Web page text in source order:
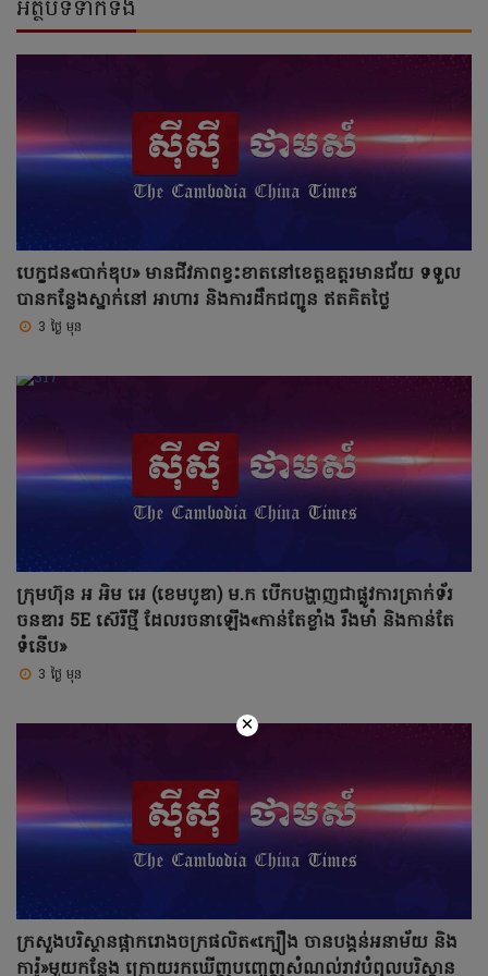
អត្ថបទទាក់ទង
បេក្ខជន«បាក់ឌុប» មានជីវភាពខ្វះខាតនៅខេត្តឧត្តរមានជ័យ ទទួល
បានកន្លែងស្នាក់នៅ អាហារ និងការដឹកជញ្ជូន ឥតគិតថ្លៃ
3 ថ្ងៃ មុន
ក្រុមហ៊ុន អ អិម អេ (ខេមបូឌា) ម.ក បើកបង្ហាញជាផ្លូវការត្រាក់ទ័រ
ចនឌារ 5E ស៊េរីថ្មី ដែលរចនាឡើង«កាន់តែខ្លាំង រឹងមាំ និងកាន់តែ
ទំនើប»
3 ថ្ងៃ មុន
ក្រសួងបរិស្ថានផ្អាករោងចក្រផលិត«ក្បឿង ចានបង្គន់អនាម័យ និង
ការ៉ូ»មួយកន្លែង ក្រោយរកឃើញបញ្ចេញសំណល់រាវបំពុលបរិស្ថាន
×